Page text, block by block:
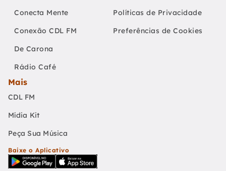
Conecta Mente
Conexão CDL FM
De Carona
Rádio Café
Políticas de Privacidade
Preferências de Cookies
Mais
CDL FM
Mídia Kit
Peça Sua Música
Baixe o Aplicativo